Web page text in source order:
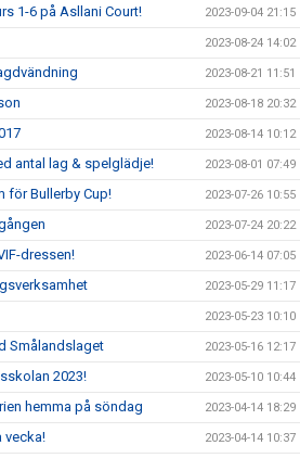
1-6 på Asllani Court! 2023-09-04 21:15
2023-08-24 14:02
2023-08-21 11:51
2023-08-18 20:32
2023-08-14 10:12
antal lag & spelglädje! 2023-08-01 07:49
för Bullerby Cup! 2023-07-26 10:55
2023-07-24 20:22
dressen! 2023-06-14 07:05
2023-05-29 11:17
2023-05-23 10:10
Smålandslaget 2023-05-16 12:17
2023! 2023-05-10 10:44
hemma på söndag 2023-04-14 18:29
vecka! 2023-04-14 10:37